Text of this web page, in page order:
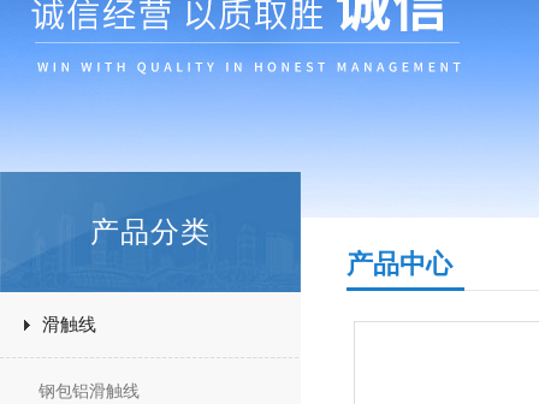
产品分类
滑触线
钢包铝滑触线
产品中心